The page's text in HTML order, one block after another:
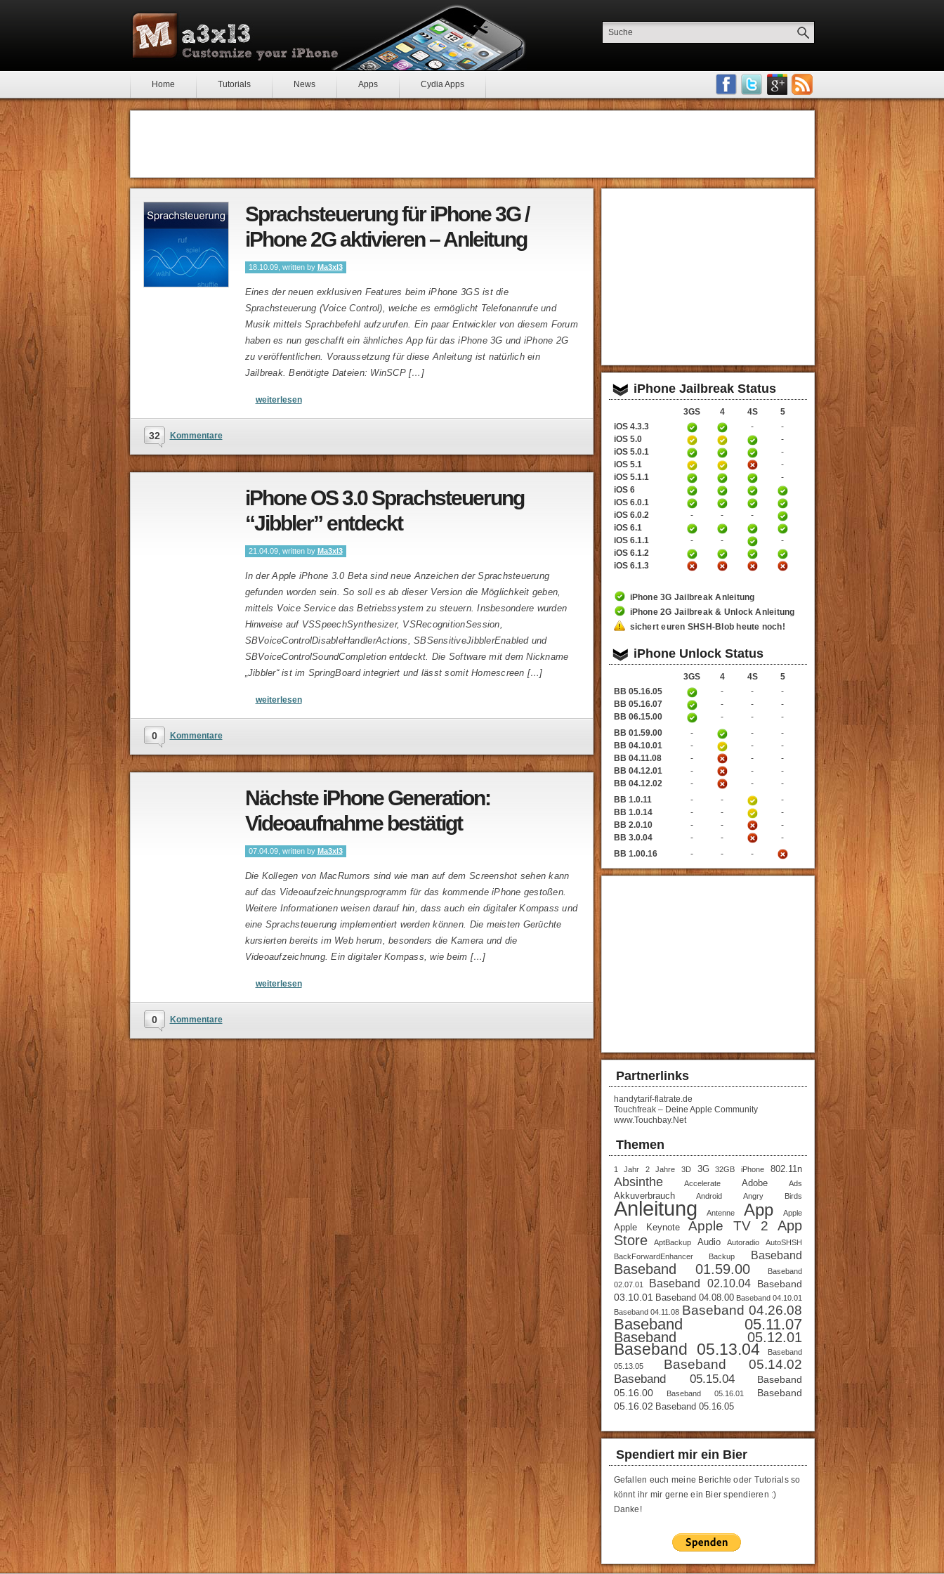
Home Tutorials News Apps Cydia Apps
Sprachsteuerung für iPhone 3G /
iPhone 2G aktivieren – Anleitung
18.10.09, written by Ma3xl3
Eines der neuen exklusiven Features beim iPhone 3GS ist die
Sprachsteuerung (Voice Control), welche es ermöglicht Telefonanrufe und
Musik mittels Sprachbefehl aufzurufen. Ein paar Entwickler von diesem Forum
haben es nun geschafft ein ähnliches App für das iPhone 3G und iPhone 2G
zu veröffentlichen. Voraussetzung für diese Anleitung ist natürlich ein
Jailbreak. Benötigte Dateien: WinSCP […]
weiterlesen
32 Kommentare
iPhone OS 3.0 Sprachsteuerung
“Jibbler” entdeckt
21.04.09, written by Ma3xl3
In der Apple iPhone 3.0 Beta sind neue Anzeichen der Sprachsteuerung
gefunden worden sein. So soll es ab dieser Version die Möglichkeit geben,
mittels Voice Service das Betriebssystem zu steuern. Insbesondere wurden
Hinweise auf VSSpeechSynthesizer, VSRecognitionSession,
SBVoiceControlDisableHandlerActions, SBSensitiveJibblerEnabled und
SBVoiceControlSoundCompletion entdeckt. Die Software mit dem Nickname
„Jibbler“ ist im SpringBoard integriert und lässt somit Homescreen […]
weiterlesen
0 Kommentare
Nächste iPhone Generation:
Videoaufnahme bestätigt
07.04.09, written by Ma3xl3
Die Kollegen von MacRumors sind wie man auf dem Screenshot sehen kann
auf das Videoaufzeichnungsprogramm für das kommende iPhone gestoßen.
Weitere Informationen weisen darauf hin, dass auch ein digitaler Kompass und
eine Sprachsteuerung implementiert werden können. Die meisten Gerüchte
kursierten bereits im Web herum, besonders die Kamera und die
Videoaufzeichnung. Ein digitaler Kompass, wie beim […]
weiterlesen
0 Kommentare
iPhone Jailbreak Status
3GS 4 4S
5
iOS 4.3.3
-
-
iOS 5.0
-
iOS 5.0.1
-
iOS 5.1
-
iOS 5.1.1
-
iOS 6
iOS 6.0.1
iOS 6.0.2
- -
-
iOS 6.1
iOS 6.1.1
- -
-
iOS 6.1.2
iOS 6.1.3
iPhone 3G Jailbreak Anleitung
iPhone 2G Jailbreak & Unlock Anleitung
sichert euren SHSH-Blob heute noch!
iPhone Unlock Status
3GS 4 4S
5
BB 05.16.05
- -
-
BB 05.16.07
- -
-
BB 06.15.00
- -
-
BB 01.59.00
- -
-
BB 04.10.01
- -
-
BB 04.11.08
- -
-
BB 04.12.01
- -
-
BB 04.12.02
- -
-
BB 1.0.11
- -
-
BB 1.0.14
- -
-
BB 2.0.10
- -
-
BB 3.0.04
- -
-
BB 1.00.16
- - -
Partnerlinks
handytarif-flatrate.de
Touchfreak – Deine Apple Community
www.Touchbay.Net
Themen
1 Jahr 2 Jahre 3D 3G 32GB iPhone 802.11n
Absinthe Accelerate Adobe Ads
Akkuverbrauch Android Angry Birds
Anleitung Antenne App Apple
Apple Keynote Apple TV 2
App
Store
AptBackup Audio Autoradio
AutoSHSH
BackForwardEnhancer
Backup Baseband
Baseband 01.59.00
Baseband
02.07.01
Baseband 02.10.04
Baseband
03.10.01 Baseband 04.08.00 Baseband 04.10.01
Baseband 04.11.08 Baseband 04.26.08
Baseband 05.11.07
Baseband 05.12.01
Baseband 05.13.04
Baseband
05.13.05
Baseband 05.14.02
Baseband 05.15.04
Baseband
05.16.00
Baseband 05.16.01
Baseband
05.16.02 Baseband 05.16.05
Spendiert mir ein Bier
Gefallen euch meine Berichte oder Tutorials so
könnt ihr mir gerne ein Bier spendieren :)
Danke!